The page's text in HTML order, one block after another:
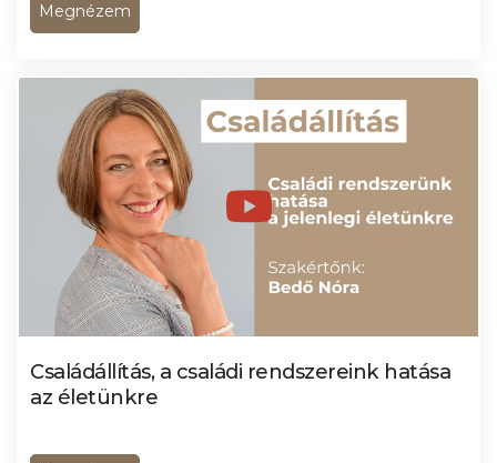
Megnézem
Családállítás, a családi rendszereink hatása
az életünkre